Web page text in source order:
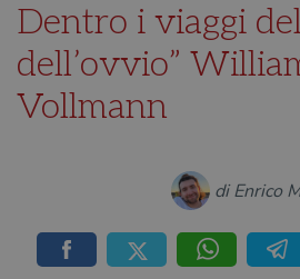
Dentro i viaggi
dell’ovvio”
Vollmann
di Enrico